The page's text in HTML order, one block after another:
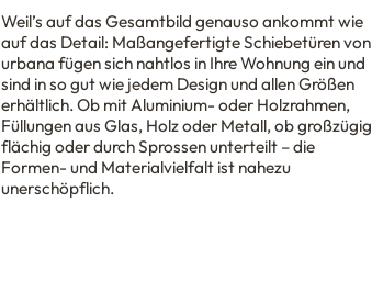
Weil’s auf das Gesamtbild genauso ankommt wie
auf das Detail: Maßangefertigte Schiebetüren von
urbana fügen sich nahtlos in Ihre Wohnung ein und
sind in so gut wie jedem Design und allen Größen
erhältlich. Ob mit Aluminium- oder Holzrahmen,
Füllungen aus Glas, Holz oder Metall, ob großzügig
flächig oder durch Sprossen unterteilt – die
Formen- und Materialvielfalt ist nahezu
unerschöpflich.